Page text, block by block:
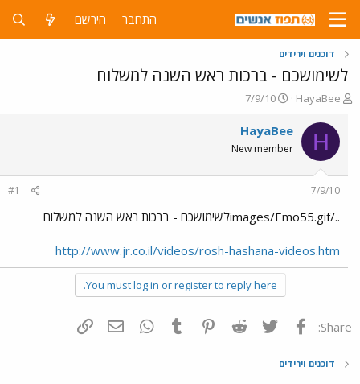
התחבר הירשם
דוכנים וירידים
לשימושכם - ברכות ראש השנה למשלוח
פ
ו
ת
ח
ה
ו
ש
HayaBee
פ
ו
ר
ם
ר
7/9/10
H
HayaBee
New member
7/9/10
#1
../images/Emo55.gifלשימושכם - ברכות ראש השנה למשלוח
http://www.jr.co.il/videos/rosh-hashana-videos.htm
You must log in or register to reply here.
Share: פייסבוק Twitter
Reddit
Pinterest
Tumblr
WhatsAppדואר אלקטרוני
דוכנים וירידים